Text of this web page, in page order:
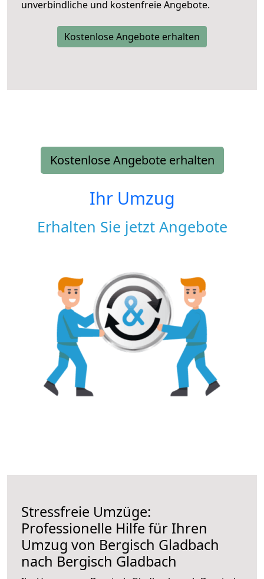
unverbindliche und kostenfreie Angebote.
Kostenlose Angebote erhalten
Kostenlose Angebote erhalten
Ihr Umzug
Erhalten Sie jetzt Angebote
Stressfreie Umzüge:
Professionelle Hilfe für Ihren
Umzug von Bergisch Gladbach
nach Bergisch Gladbach